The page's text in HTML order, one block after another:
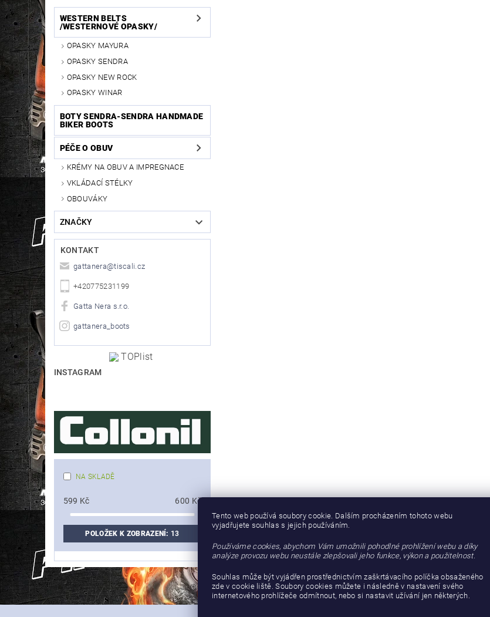
WESTERN BELTS
/WESTERNOVÉ OPASKY/
OPASKY MAYURA
OPASKY SENDRA
OPASKY NEW ROCK
OPASKY WINAR
BOTY SENDRA-SENDRA HANDMADE
BIKER BOOTS
PÉČE O OBUV
KRÉMY NA OBUV A IMPREGNACE
VKLÁDACÍ STÉLKY
OBOUVÁKY
ZNAČKY
KONTAKT
gattanera@tiscali.cz
+420775231199
Gatta Nera s.r.o.
gattanera_boots
INSTAGRAM
NA SKLADĚ
599 Kč 600 Kč
POLOŽEK K ZOBRAZENÍ: 13
Tento web používá soubory cookie. Dalším procházením tohoto webu
vyjadřujete souhlas s jejich používáním.
Používáme cookies, abychom Vám umožnili pohodlné prohlížení webu a díky
analýze provozu webu neustále zlepšovali jeho funkce, výkon a použitelnost.
Souhlas může být vyjádřen prostřednictvím zaškrtávacího políčka obsaženého
zde v cookie liště. Soubory cookies můžete i následně v nastavení svého
internetového prohlížeče odmítnout, nebo si nastavit užívání jen některých.